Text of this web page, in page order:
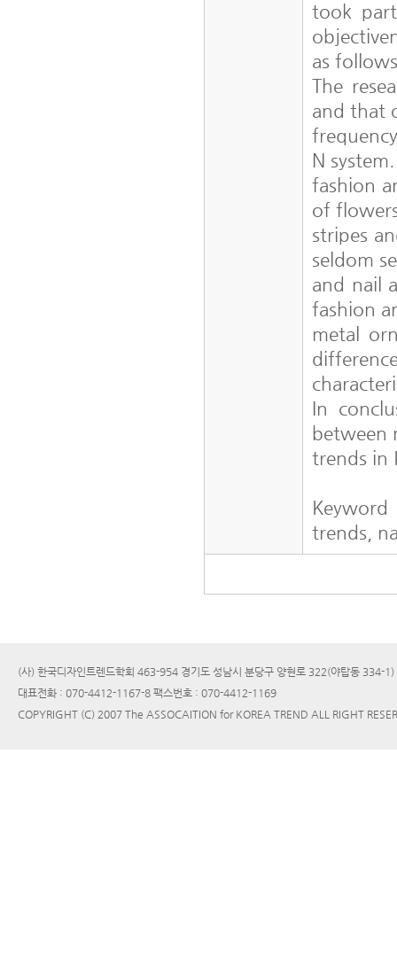
took
as
The
and that
N
fashion
of
stripes
seldom
and nail
fashion
metal
In
between
trends in
Keyword
trends,
(사) 한국디자인트렌드학회 463-954 경기도 성남시 분당구 양현로 322(야탑동 334-
대표전화 : 070-4412-1167-8 팩스번호 : 070-4412-1169
COPYRIGHT (C) 2007 The ASSOCAITION for KOREA TREND ALL RIGHT